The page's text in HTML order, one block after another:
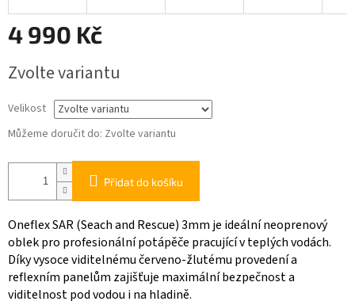
4 990 Kč
cena:
Zvolte variantu
Velikost
Můžeme doručit do: Zvolte variantu
Přidat do košíku
Oneflex SAR (Seach and Rescue)3mm je ideální neoprenový
oblek pro profesionální potápěče pracující v teplých vodách.
Díky vysoce viditelnému červeno-žlutému provedení a
reflexním panelům zajišťuje maximální bezpečnost a
viditelnost pod vodou i na hladině.